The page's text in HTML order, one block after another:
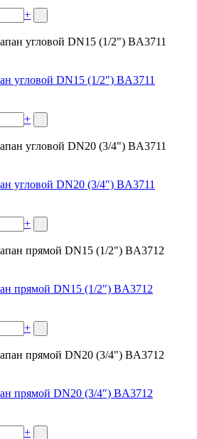
+
угловой DN15 (1/2″) BA3711
+
угловой DN20 (3/4″) BA3711
+
прямой DN15 (1/2″) BA3712
+
прямой DN20 (3/4″) BA3712
+